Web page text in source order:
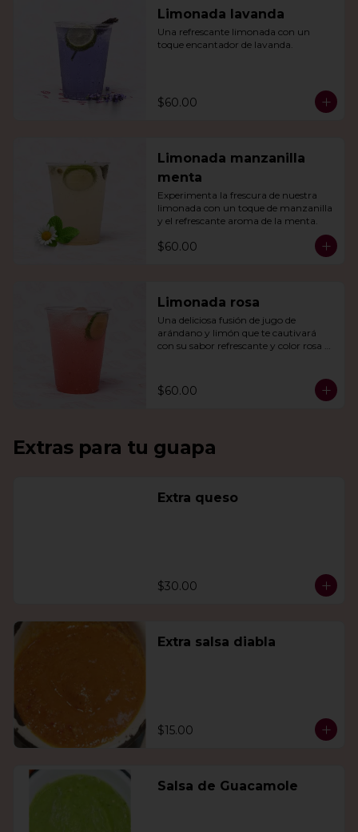
Limonada lavanda
Una refrescante limonada con un
toque encantador de lavanda.
$60.00
Limonada manzanilla
menta
Experimenta la frescura de nuestra
limonada con un toque de manzanilla
y el refrescante aroma de la menta.
$60.00
Limonada rosa
Una deliciosa fusión de jugo de
arándano y limón que te cautivará
con su sabor refrescante y color rosa
$60.00
Extras para tu guapa
Extra queso
$30.00
Extra salsa diabla
$15.00
Salsa de Guacamole